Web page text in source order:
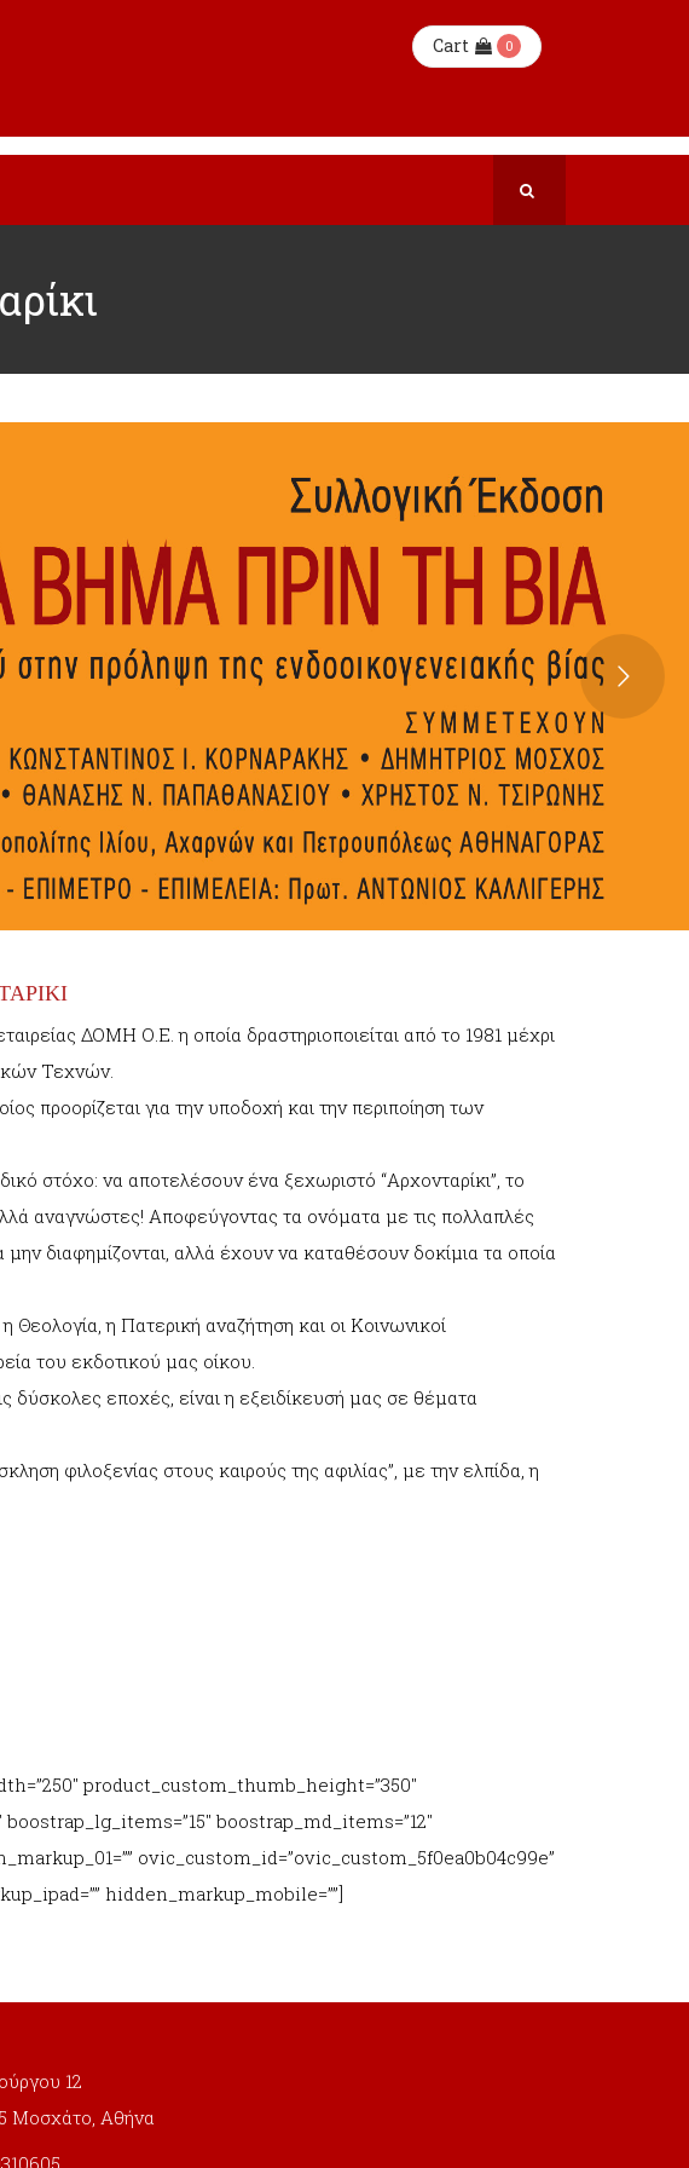
Cart 0
ΔΟΜΗ Ο.Ε. η οποία δραστηριοποιείται από το 1981 μέχρι
Τεχνών.
προορίζεται για την υποδοχή και την περιποίηση των
στόχο: να αποτελέσουν ένα ξεχωριστό “Αρχονταρίκι”, το
αναγνώστες! Αποφεύγοντας τα ονόματα με τις πολλαπλές
διαφημίζονται, αλλά έχουν να καταθέσουν δοκίμια τα οποία
η Πατερική αναζήτηση και οι Κοινωνικοί
του εκδοτικού μας οίκου.
εποχές, είναι η εξειδίκευσή μας σε θέματα
φιλοξενίας στους καιρούς της αφιλίας”, με την ελπίδα, η
product_custom_thumb_height=”350″
boostrap_md_items=”12″
ovic_custom_id=”ovic_custom_5f0ea0b04c99e”
hidden_markup_mobile=””]
12
Μοσχάτο, Αθήνα